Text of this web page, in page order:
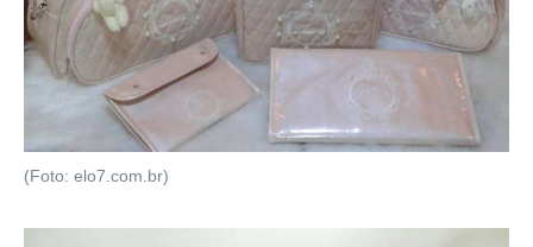
(Foto: elo7.com.br)